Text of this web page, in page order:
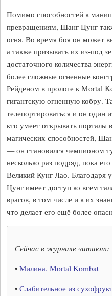
Помимо способностей к
превращениям, Шанг Цунг
огня. Во время боя он может
а также призывать их из-под
достаточного количества
более сложные огненные
Рейденом в прологе к Mortal
гигантскую огненную кобру.
телепортироваться и он один
кто умеет открывать
магических способностей,
— он становился чемпионом
несколько раз подряд, пока
Великий Кунг Лао.
Цунг имеет доступ ко всем
врагов, в том числе и к их
что делает его ещё более
Сейчас в журнале читают:
•Милина. Mortal Kombat
•Слабительное из